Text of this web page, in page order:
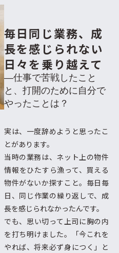
毎日同じ業務、成
長を感じられない
日々を乗り越えて
―仕事で苦戦したこと
と、打開のために自分で
やったことは？
実は、一度辞めようと思ったこ
とがあります。
当時の業務は、ネット上の物件
情報をひたすら漁って、買える
物件がないか探すこと。毎日毎
日、同じ作業の繰り返しで、成
長を感じられなかったんです。
でも、思い切って上司に胸の内
を打ち明けました。「今これを
やれば、将来必ず身につく」と